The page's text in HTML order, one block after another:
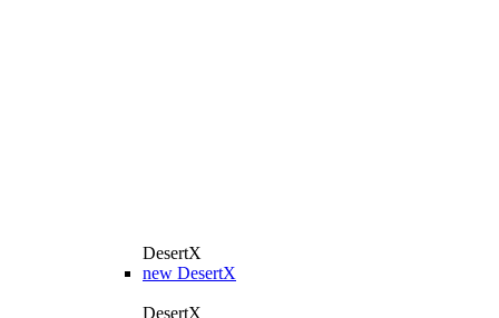
DesertX
new DesertX
DesertX